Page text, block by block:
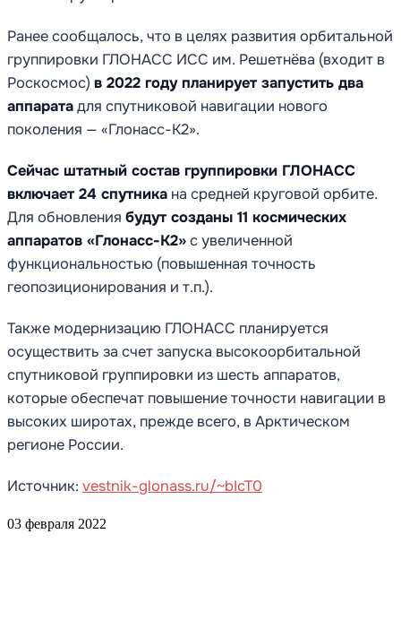
Ранее сообщалось, что в целях развития орбитальной
группировки ГЛОНАСС ИСС им. Решетнёва (входит в
Роскосмос) в 2022 году планирует запустить два
аппаратадля спутниковой навигации нового
поколения — «Глонасс-К2».
Сейчас штатный состав группировки ГЛОНАСС
включает 24 спутника на средней круговой орбите.
Для обновления будут созданы 11 космических
аппаратов «Глонасс-К2»с увеличенной
функциональностью (повышенная точность
геопозиционирования и т.п.).
Также модернизацию ГЛОНАСС планируется
осуществить за счет запуска высокоорбитальной
спутниковой группировки из шесть аппаратов,
которые обеспечат повышение точности навигации в
высоких широтах, прежде всего, в Арктическом
регионе России.
Источник: vestnik-glonass.ru/~bIcT0
03 февраля 2022